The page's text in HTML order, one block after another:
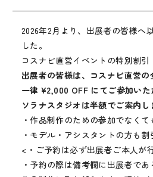
2026年2月より、出展者の皆様へ
した。
コスナビ直営イベントの特別割引
出展者の皆様は、コスナビ直営
一律 ¥2,000 OFF にてご参加いた
ソラナスタジオは半額でご案内し
・作品制作のための参加でなくて
・モデル・アシスタントの方も割
<・ご予約は必ず出展者ご本人が
・予約の際は備考欄に出展者であ